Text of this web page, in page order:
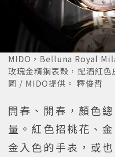
MIDO，Belluna Royal
玫瑰金精鋼表殼，配酒紅
圖 / MIDO提供。 釋俊哲
開春、開春，顏色
量。紅色招桃花、
金入色的手表，或